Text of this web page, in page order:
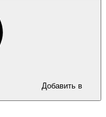
Добавить в